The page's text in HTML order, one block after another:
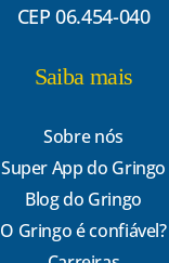
CEP 06.454-040
Saiba mais
Sobre nós
Super App do Gringo
Blog do Gringo
O Gringo é confiável?